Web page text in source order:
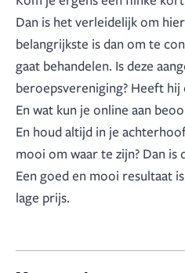
Dan is het verleidelijk om
belangrijkste is dan om te
gaat behandelen. Is deze
beroepsvereniging? Heeft
En wat kun je online aan
En houd altijd in je
mooi om waar te zijn? Dan is
Een goed en mooi resultaat
lage prijs.